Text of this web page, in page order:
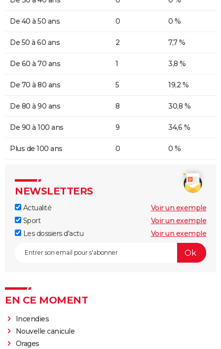
De 40 à 50 ans 0 0 %
De 50 à 60 ans 2 7,7 %
De 60 à 70 ans 1 3,8 %
De 70 à 80 ans 5 19,2 %
De 80 à 90 ans 8 30,8 %
De 90 à 100 ans 9 34,6 %
Plus de 100 ans 0 0 %
NEWSLETTERS
Actualité
Voir un exemple
Sport
Voir un exemple
Les dossiers d'actu
Voir un exemple
EN CE MOMENT
Incendies
Nouvelle canicule
Orages